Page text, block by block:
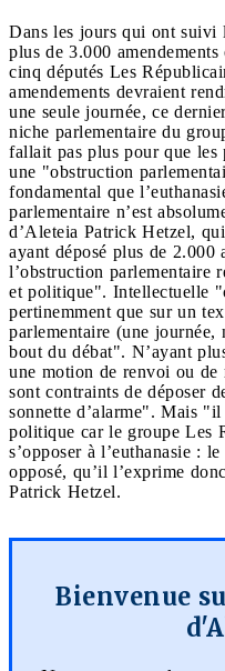
Dans les jours qui ont suivi
plus de 3.000
cinq députés Les
amendements devraient
une seule journée, ce
niche parlementaire du
fallait pas plus pour que les
une "obstruction
fondamental que
parlementaire n’est
d’Aleteia Patrick Hetzel,
ayant déposé plus de 2.000
l’obstruction parlementaire
et politique". Intellectuelle
pertinemment que sur un
parlementaire (une journée,
bout du débat". N’ayant
une motion de renvoi ou de
sont contraints de déposer
sonnette d’alarme". Mais
politique car le groupe Les
s’opposer à l’euthanasie :
opposé, qu’il l’exprime
Patrick Hetzel.
Bienvenue